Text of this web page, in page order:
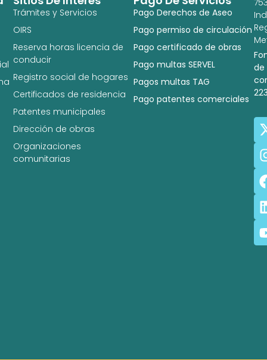
Pago Derechos de Aseo
Pago permiso de circulación
Pago certificado de obras
Pago multas SERVEL
Pagos multas TAG
Pago patentes comerciales
Trámites y Servicios
OIRS
Reserva horas licencia de
conducir
Registro social de hogares
Certificados de residencia
Patentes municipales
Dirección de obras
Organizaciones
comunitarias
de